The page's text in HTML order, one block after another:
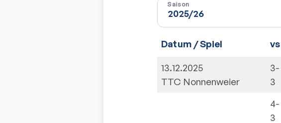
Saison
Datum / Spiel vs
13.12.2025
TTC Nonnenweier
3-
3
4-
3